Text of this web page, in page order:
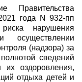
Правительства
года N 932-пп
нарушения
осуществлении
(надзора) за
сведений
их оздоровления,
отдыха детей и